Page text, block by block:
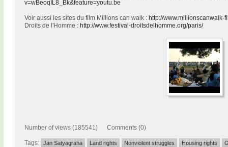
v=wBeoqIL8_Bk&feature=youtu.be
Voir aussi les sites du film Millions can walk : http://www.millionscanwalk-
Droits de l'Homme : http://www.festival-droitsdelhomme.org/paris/
Number of views (185541) Comments (0)
Tags: Jan Satyagraha Land rights Nonviolent struggles Housing rights